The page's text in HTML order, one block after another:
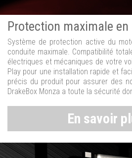
Protection maximale
Système de protection active du
conduite maximale. Compatibilité
électriques et mécaniques de votre
Play pour une installation rapide et
précis du produit pour assurer des
DrakeBox Monza a toute la sécurité
En savoir